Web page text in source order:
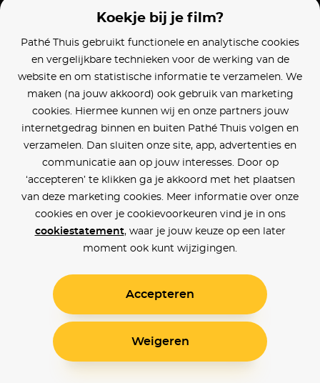
Koekje bij je film?
Pathé Thuis gebruikt functionele en analytische cookies
en vergelijkbare technieken voor de werking van de
website en om statistische informatie te verzamelen. We
maken (na jouw akkoord) ook gebruik van marketing
cookies. Hiermee kunnen wij en onze partners jouw
internetgedrag binnen en buiten Pathé Thuis volgen en
verzamelen. Dan sluiten onze site, app, advertenties en
communicatie aan op jouw interesses. Door op
‘accepteren’ te klikken ga je akkoord met het plaatsen
van deze marketing cookies. Meer informatie over onze
cookies en over je cookievoorkeuren vind je in ons
cookiestatement, waar je jouw keuze op een later
moment ook kunt wijzigingen.
Accepteren
Weigeren